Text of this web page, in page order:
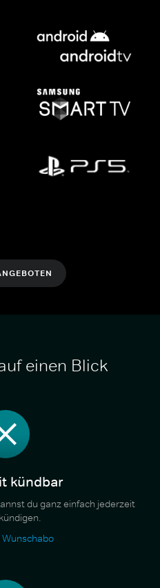
einen Blick
kündbar
du ganz einfach jederzeit